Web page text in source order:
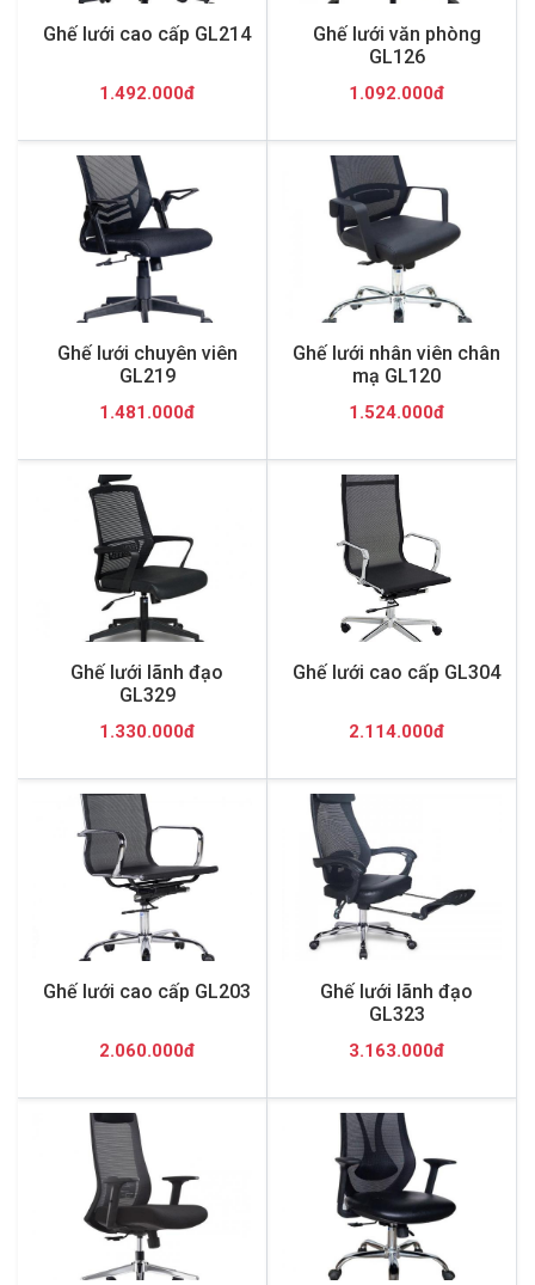
Ghế lưới cao cấp GL214
1.492.000đ
Ghế lưới văn phòng
GL126
1.092.000đ
Ghế lưới chuyên viên
GL219
1.481.000đ
Ghế lưới nhân viên chân
mạ GL120
1.524.000đ
Ghế lưới lãnh đạo
GL329
1.330.000đ
Ghế lưới cao cấp GL304
2.114.000đ
Ghế lưới cao cấp GL203
2.060.000đ
Ghế lưới lãnh đạo
GL323
3.163.000đ